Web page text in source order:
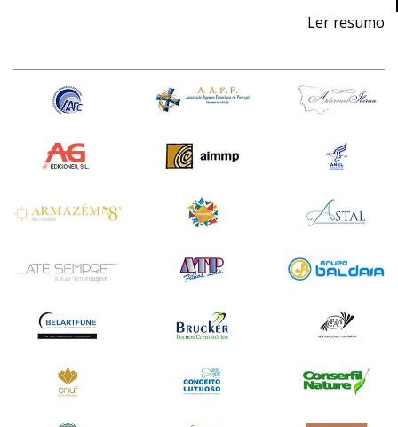
Ler resumo
e Serviços para a Atividade Lutuosa.
12 a 14 de abril de 2019